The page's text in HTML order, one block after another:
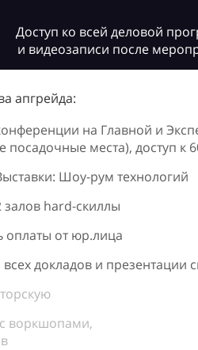
Доступ ко всей деловой
и видеозаписи после
апгрейда:
на Главной и
посадочные места), доступ к
Шоу-рум технологий
hard-скиллы
оплаты от юр.лица
докладов и презентации
воркшопами,